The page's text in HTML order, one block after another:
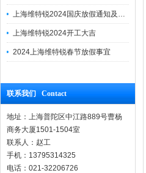
上海维特锐2024国庆放假通知及调休安排
上海维特锐2024开工大吉
2024上海维特锐春节放假事宜
联系我们 Contact
地址：上海普陀区中江路889号曹杨
商务大厦1501-1504室
联系人：赵工
手机：13795314325
电话：021-32206726